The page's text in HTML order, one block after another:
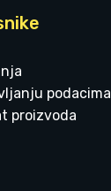
podacima
proizvoda